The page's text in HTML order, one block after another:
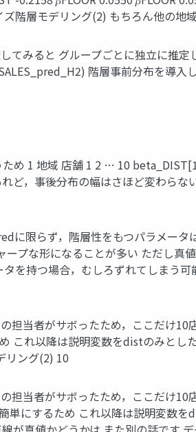
階層モデリング(2) もちろん他の地
てみると グループごとに独立に推
階層事前分布を導入
め 1 地域 店舗 1 2 … 10
ど，事後分布の幅はさほど変わら
限らず，階層性をもつパラメータ
プな形になることが多い ただし真
を持つ場合，むしろずれてしまう
当者がサボったため，ここだけ10
これ以降は説明変数をdistのみとし
リング(2) 10
当者がサボったため，ここだけ10
にするため これ以降は説明変数